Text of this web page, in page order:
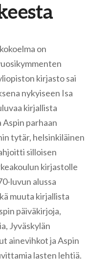
on
kirjasto sai
nykyiseen Isa
kirjallista
Aspin parhaan
tytär, helsinkiläinen
silloisen
kirjastolle
luvun alussa
muuta kirjallista
päiväkirjoja,
Jyväskylän
ainevihkot ja Aspin
lasten lehtiä.